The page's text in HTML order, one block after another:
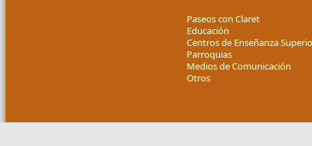
Paseos con Claret
Educación
Centros de Enseñanza
Parroquias
Medios de Comunicación
Otros